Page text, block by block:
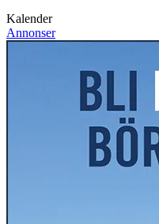
Kalender
Annonser